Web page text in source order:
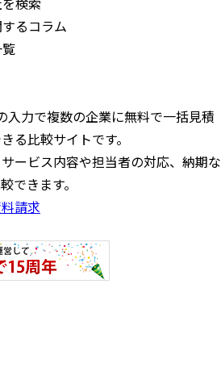
るコラム
入力で複数の企業に無料で一括見積
る比較サイトです。
ービス内容や担当者の対応、納期な
できます。